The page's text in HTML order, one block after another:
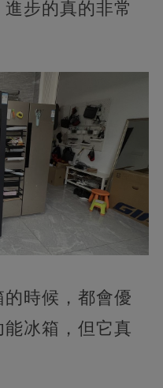
步的真的非常
時候，都會優
冰箱，但它真